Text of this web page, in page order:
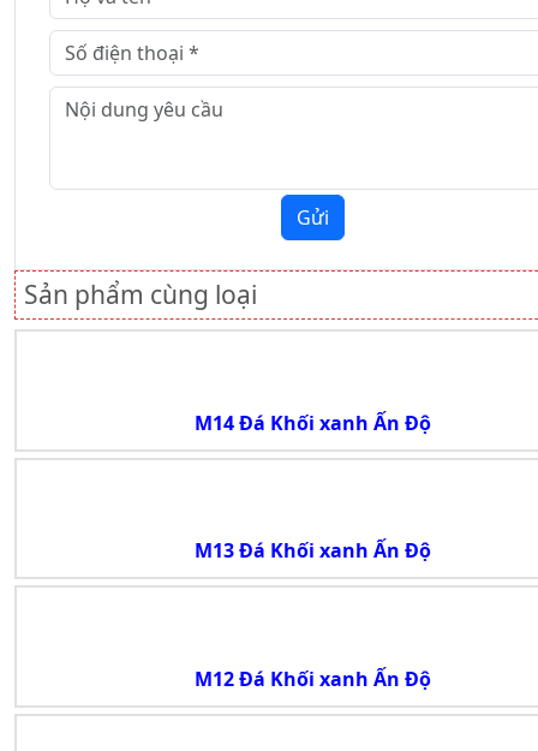
Gửi
Sản phẩm cùng loại
M14 Đá Khối xanh Ấn Độ
M13 Đá Khối xanh Ấn Độ
M12 Đá Khối xanh Ấn Độ